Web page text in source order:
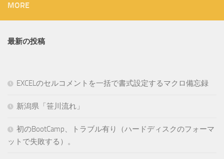
MORE
最新の投稿
EXCELのセルコメントを一括で書式設定するマクロ備忘録
新潟県「笹川流れ」
初のBootCamp、トラブル有り（ハードディスクのフォーマ
ットで失敗する）。